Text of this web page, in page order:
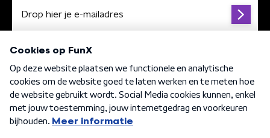
Algemene voorwaarden Privacybeleid